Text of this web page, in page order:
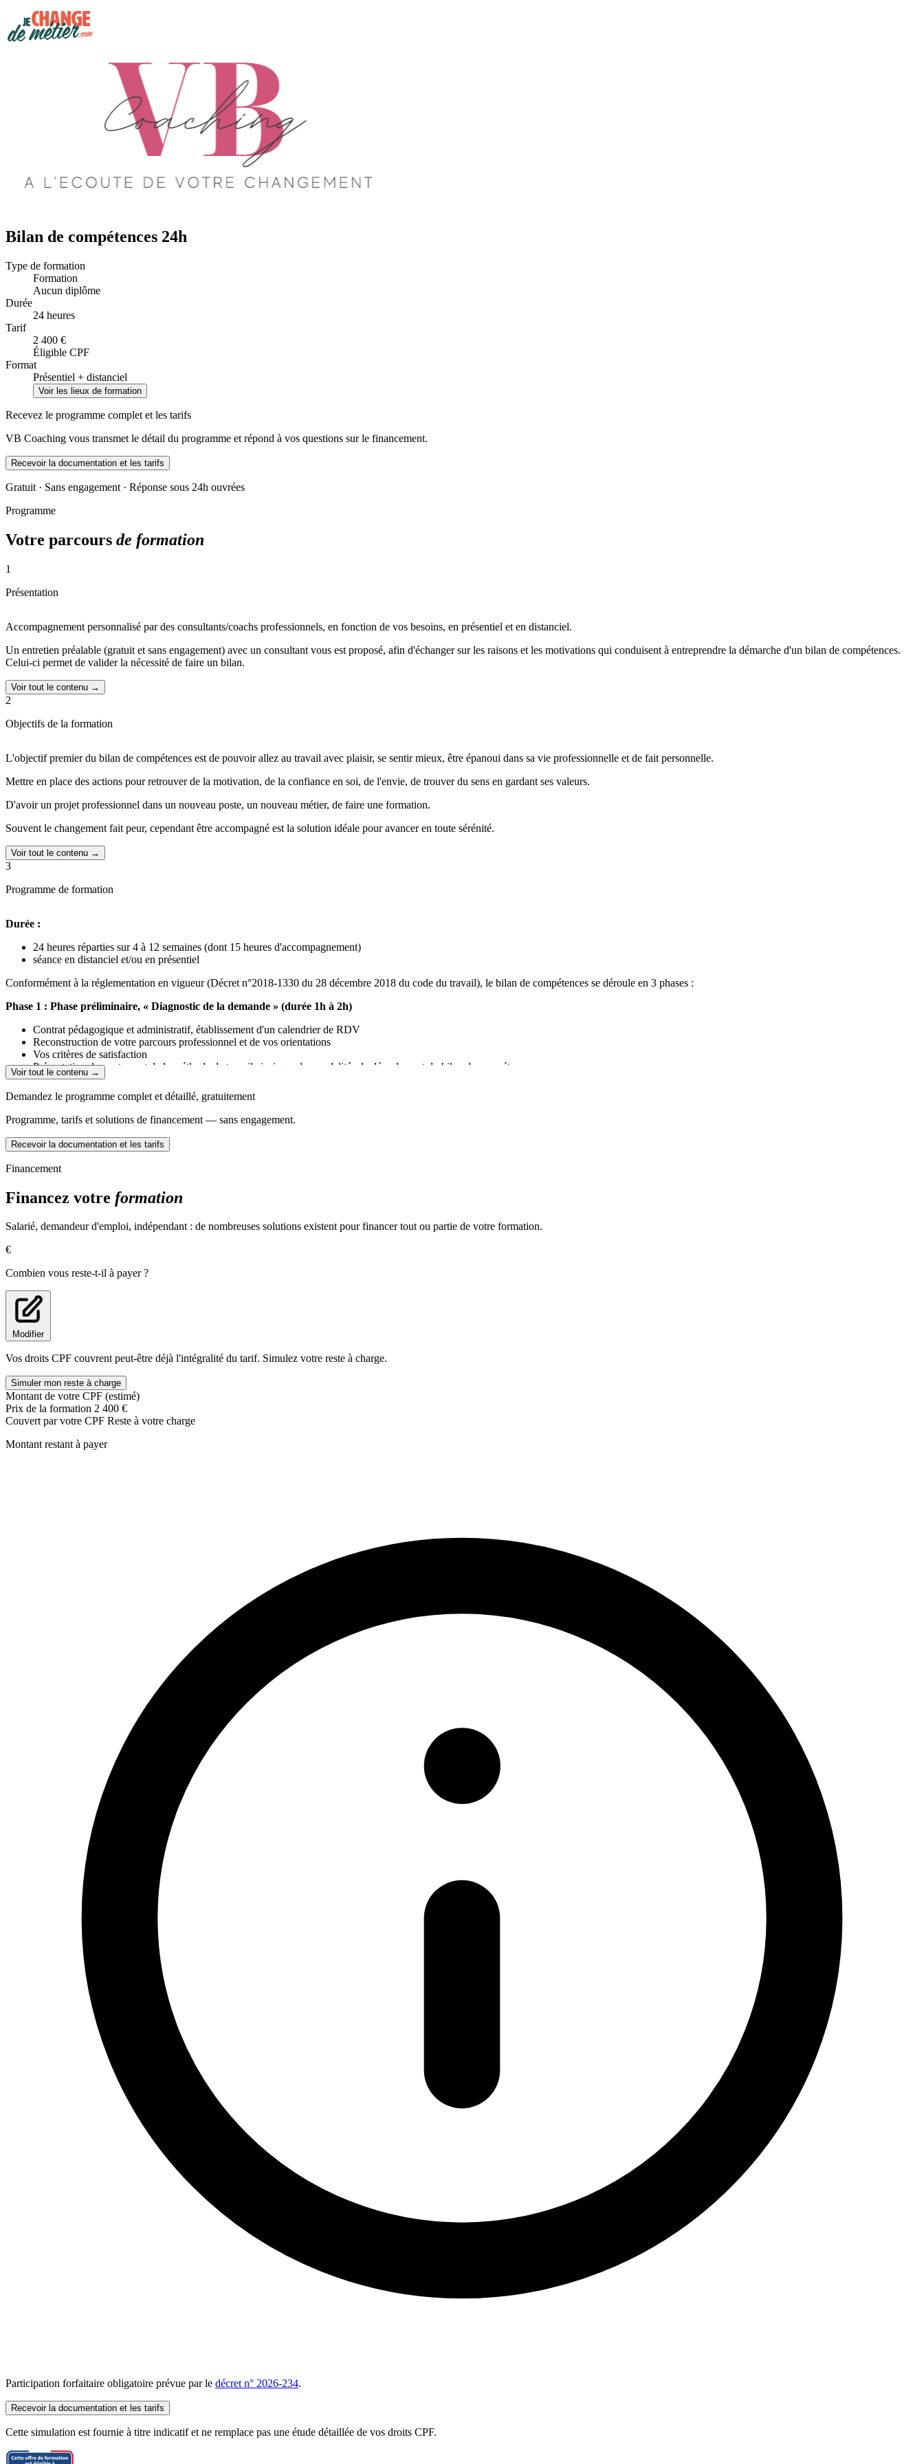
Bilan de compétences 24h
Type de formation
Formation
Aucun diplôme
Durée
24 heures
Tarif
2 400 €
Éligible CPF
Format
Présentiel + distanciel
Voir les lieux de formation
Recevez le programme complet et les tarifs
VB Coaching vous transmet le détail du programme et répond à vos questions sur le financement.
Recevoir la documentation et les tarifs
Gratuit · Sans engagement · Réponse sous 24h ouvrées
Programme
Votre parcours de formation
1
Présentation
Accompagnement personnalisé par des consultants/coachs professionnels, en fonction de vos besoins, en présentiel et en distanciel.
Un entretien préalable (gratuit et sans engagement) avec un consultant vous est proposé, afin d'échanger sur les raisons et les motivations qui conduisent à entreprendre la démarche d'un bilan de compétences.
Celui-ci permet de valider la nécessité de faire un bilan.
Voir tout le contenu →
2
Objectifs de la formation
L'objectif premier du bilan de compétences est de pouvoir allez au travail avec plaisir, se sentir mieux, être épanoui dans sa vie professionnelle et de fait personnelle.
Mettre en place des actions pour retrouver de la motivation, de la confiance en soi, de l'envie, de trouver du sens en gardant ses valeurs.
D'avoir un projet professionnel dans un nouveau poste, un nouveau métier, de faire une formation.
Souvent le changement fait peur, cependant être accompagné est la solution idéale pour avancer en toute sérénité.
Voir tout le contenu →
3
Programme de formation
Durée :
24 heures réparties sur 4 à 12 semaines (dont 15 heures d'accompagnement)
séance en distanciel et/ou en présentiel
Conformément à la réglementation en vigueur (Décret n°2018-1330 du 28 décembre 2018 du code du travail), le bilan de compétences se déroule en 3 phases :
Phase 1 : Phase préliminaire, « Diagnostic de la demande » (durée 1h à 2h)
Contrat pédagogique et administratif, établissement d'un calendrier de RDV
Reconstruction de votre parcours professionnel et de vos orientations
Vos critères de satisfaction
Présentation du contenu et de la méthode de travail ainsi que des modalités de déroulement du bilan de compétences
Validation des objectifs du bilan de compétence
Phase 2 : Phase d'Investigation, « Investigation individuelle et accompagnement » (Durée 11h à 12h)
Identification de vos traits de personnalité, de vos axes de développement personnel (tests de personnalité)
Analyse de vos compétences, de vos capacités, vos motivations et centres d'intérêts professionnels
Pistes et possibilités de domaines d'activités (tests professionnel)
Confrontation à l'environnement socio-professionnel (enquêtes métiers)
Point sur la réalisation de votre projet professionnel et sur le déroulement du bilan de compétences
Synthèse orale et écrite du bilan de compétences (lors de cet entretien nous reprenons à l'oral les différents éléments du bilan afin d'en valider la synthèse écrite – ce document est strictement confidentiel)
Suivi à 6 mois par l'envoi d'un questionnaire et d'un rendez-vous téléphonique ou en visio
Voir tout le contenu →
Demandez le programme complet et détaillé, gratuitement
Programme, tarifs et solutions de financement — sans engagement.
Recevoir la documentation et les tarifs
Financement
Financez votre formation
Salarié, demandeur d'emploi, indépendant : de nombreuses solutions existent pour financer tout ou partie de votre formation.
€
Combien vous reste-t-il à payer ?
Modifier
Vos droits CPF couvrent peut-être déjà l'intégralité du tarif. Simulez votre reste à charge.
Simuler mon reste à charge
Montant de votre CPF (estimé)
Prix de la formation 2 400 €
Couvert par votre CPF Reste à votre charge
Montant restant à payer
Participation forfaitaire obligatoire prévue par le décret n° 2026-234.
Recevoir la documentation et les tarifs
Cette simulation est fournie à titre indicatif et ne remplace pas une étude détaillée de vos droits CPF.